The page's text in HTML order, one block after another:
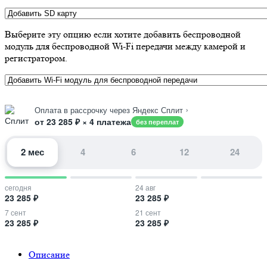
Выберите эту опцию если хотите добавить беспроводной
модуль для беспроводной Wi-Fi передачи между камерой и
регистратором.
Оплата в рассрочку через Яндекс Сплит ›
от 23 285 ₽ × 4 платежа без переплат
2 мес 4 6 12 24
сегодня
23 285 ₽
24 авг
23 285 ₽
7 сент
23 285 ₽
21 сент
23 285 ₽
Описание